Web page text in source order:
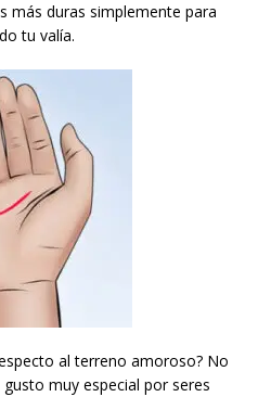
más duras simplemente para
tu valía.
al terreno amoroso? No
muy especial por seres